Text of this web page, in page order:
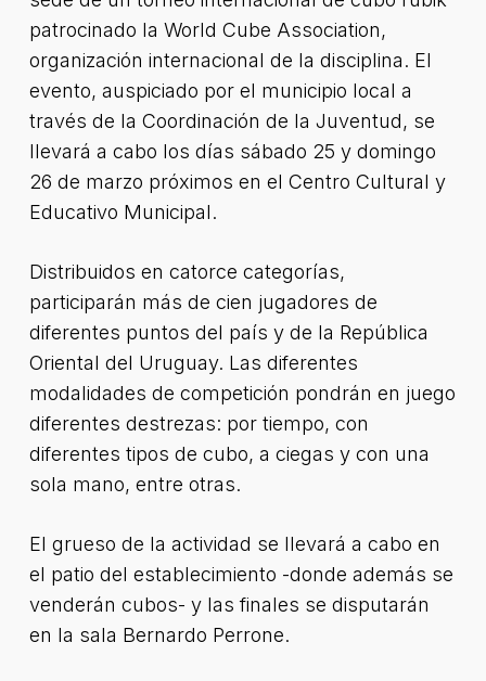
patrocinado la World Cube Association,
organización internacional de la disciplina. El
evento, auspiciado por el municipio local a
través de la Coordinación de la Juventud, se
llevará a cabo los días sábado 25 y domingo
26 de marzo próximos en el Centro Cultural y
Educativo Municipal.
Distribuidos en catorce categorías,
participarán más de cien jugadores de
diferentes puntos del país y de la República
Oriental del Uruguay. Las diferentes
modalidades de competición pondrán en juego
diferentes destrezas: por tiempo, con
diferentes tipos de cubo, a ciegas y con una
sola mano, entre otras.
El grueso de la actividad se llevará a cabo en
el patio del establecimiento -donde además se
venderán cubos- y las finales se disputarán
en la sala Bernardo Perrone.